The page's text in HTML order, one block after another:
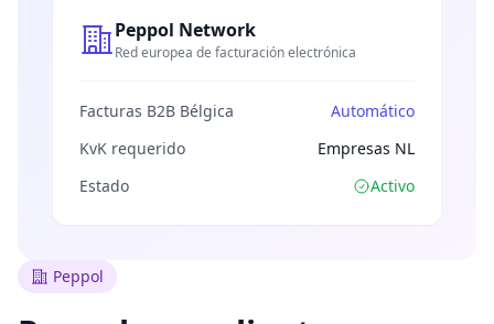
Peppol Network
Red europea de facturación electrónica
Facturas B2B Bélgica
Automático
KvK requerido
Empresas NL
Estado
Activo
Peppol